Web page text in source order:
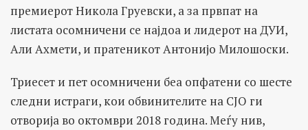
премиерот Никола Груевски, а за првпат на
листата осомничени се најдоа и лидерот на ДУИ,
Али Ахмети, и пратеникот Антонијо Милошоски.
Триесет и пет осомничени беа опфатени со шесте
следни истраги, кои обвинителите на СЈО ги
отворија во октомври 2018 година. Меѓу нив,